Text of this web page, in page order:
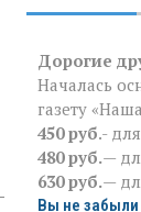
Дорогие
Началась
газету
450 руб.-
480 руб.—
630 руб.—
Вы не забыли